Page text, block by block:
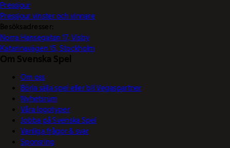
Pressjour
Pressjour vinster och vinnare
Besöksadresser:
Norra Hansegatan 17, Visby
Katarinavägen 15, Stockholm
Om Svenska Spel
Om oss
Börja sälja spel eller bli Vegaspartner
Nyhetsrum
Våra logotyper
Jobba på Svenska Spel
Vanliga frågor & svar
Sponsring